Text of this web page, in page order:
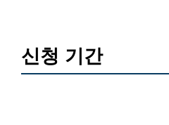
신청 기간